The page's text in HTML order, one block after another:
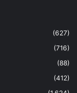
(627)
(716)
(88)
(412)